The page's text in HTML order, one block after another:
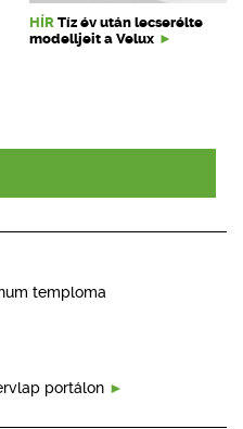
HÍR Tíz év után lecserélte
modelljeit a Velux
temploma
portálon